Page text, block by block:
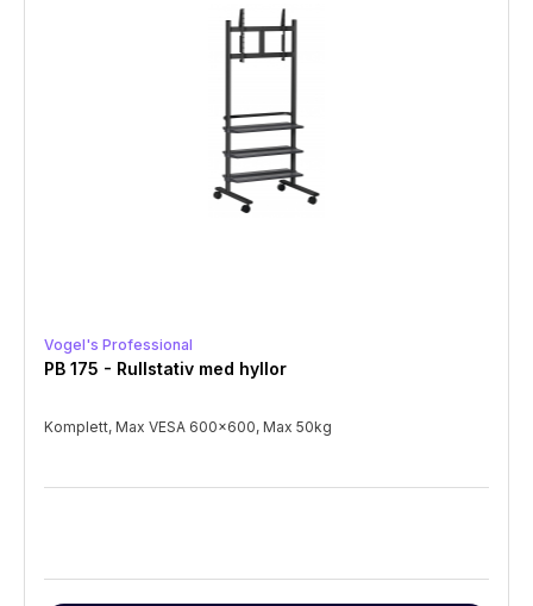
Vogel's Professional
PB 175 - Rullstativ med hyllor
Komplett, Max VESA 600x600, Max 50kg